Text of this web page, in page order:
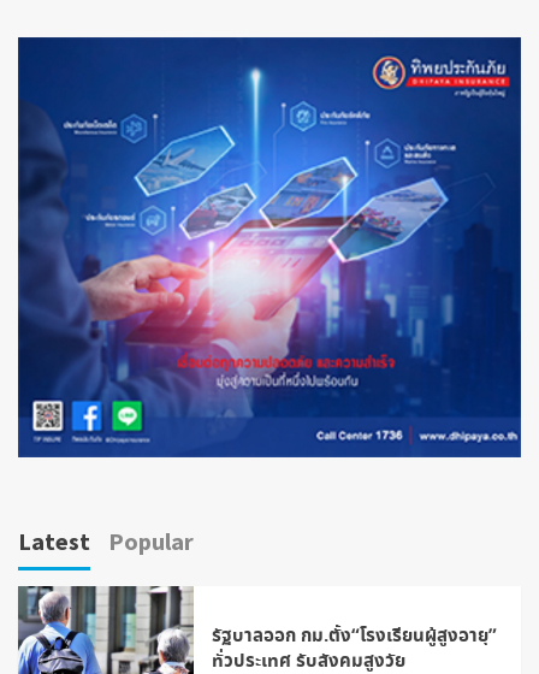
Latest Popular
รัฐบาลออก กม.ตั้ง“โรงเรียนผู้สูงอายุ”
ทั่วประเทศ รับสังคมสูงวัย